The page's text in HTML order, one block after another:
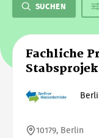
SUCHEN
Fachliche
10179, Berlin